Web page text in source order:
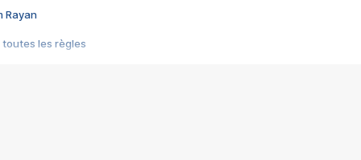
Rayan
toutes les règles